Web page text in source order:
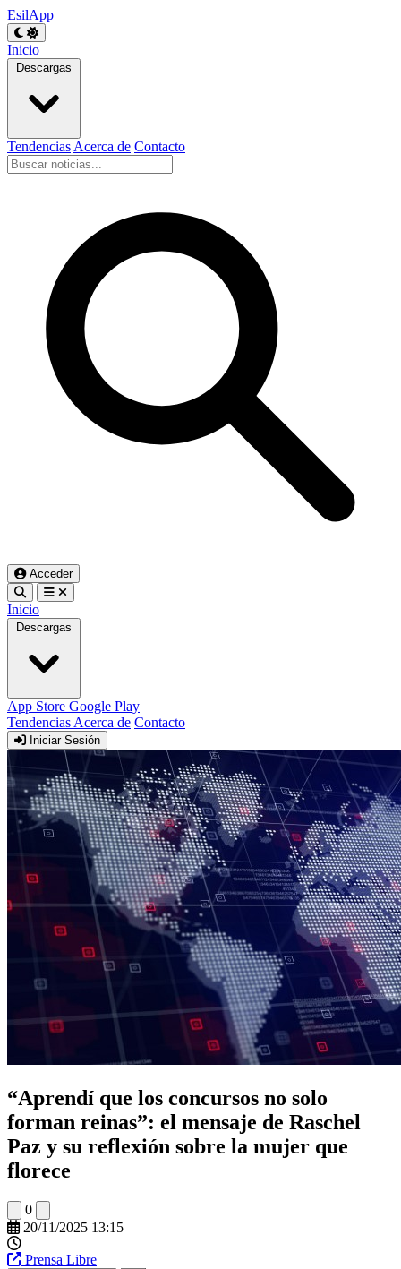
EsilApp
Inicio
Descargas
Tendencias Acerca de Contacto
Acceder
Inicio
Descargas
App Store Google Play
Tendencias Acerca de Contacto
Iniciar Sesión
“Aprendí que los concursos no solo
forman reinas”: el mensaje de Raschel
Paz y su reflexión sobre la mujer que
florece
0
20/11/2025 13:15
Prensa Libre